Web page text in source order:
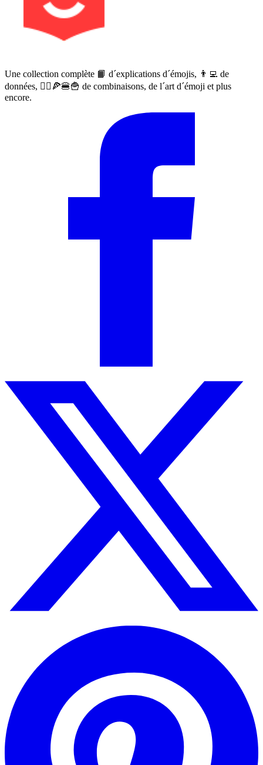
Une collection complète 📙 d´explications d´émojis, 👨‍💻 de
données, 🙅‍♀️🍕🍔🍟 de combinaisons, de l´art d´émoji et plus
encore.